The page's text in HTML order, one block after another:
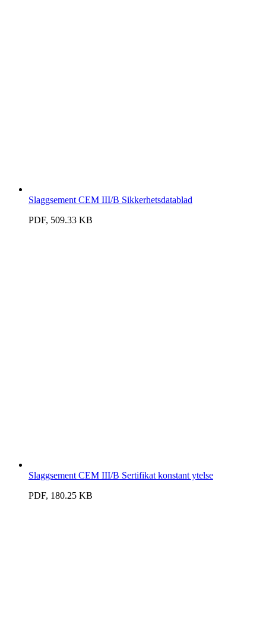
Slaggsement CEM III/B Sikkerhetsdatablad
PDF, 509.33 KB
Slaggsement CEM III/B Sertifikat konstant ytelse
PDF, 180.25 KB